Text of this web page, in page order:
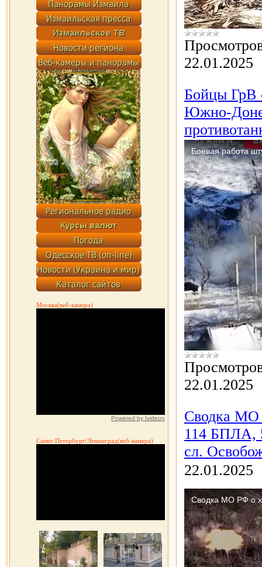
Москва(веб-камера)
Powered by Ivideon
Санкт-Петербург/Ленинград(веб-камера)
22.01.2025
Бойцы ГрВ
Южно-
22.01.2025
Сводка МО
114 БПЛА,
сл.
22.01.2025